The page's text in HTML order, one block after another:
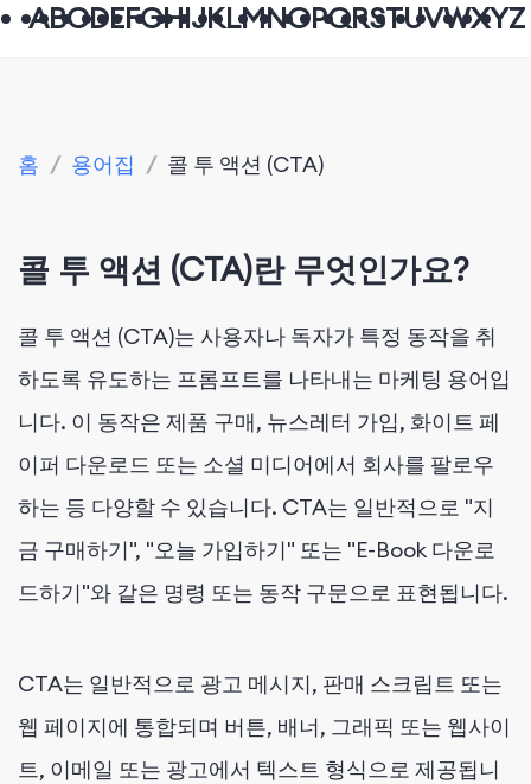
ABCDEFGHIJKLMNOPQRSTUVWXYZ
홈 / 용어집 / 콜 투 액션 (CTA)
콜 투 액션 (CTA)란 무엇인가요?
콜 투 액션 (CTA)는 사용자나 독자가 특정 동작을 취
하도록 유도하는 프롬프트를 나타내는 마케팅 용어입
니다. 이 동작은 제품 구매, 뉴스레터 가입, 화이트 페
이퍼 다운로드 또는 소셜 미디어에서 회사를 팔로우
하는 등 다양할 수 있습니다. CTA는 일반적으로 "지
금 구매하기", "오늘 가입하기" 또는 "E-Book 다운로
드하기"와 같은 명령 또는 동작 구문으로 표현됩니다.
CTA는 일반적으로 광고 메시지, 판매 스크립트 또는
웹 페이지에 통합되며 버튼, 배너, 그래픽 또는 웹사이
트, 이메일 또는 광고에서 텍스트 형식으로 제공됩니